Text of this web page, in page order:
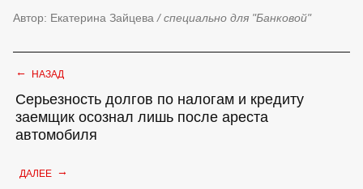
Автор: Екатерина Зайцева / специально для "Банковой"
← НАЗАД
Серьезность долгов по налогам и кредиту
заемщик осознал лишь после ареста
автомобиля
ДАЛЕЕ →